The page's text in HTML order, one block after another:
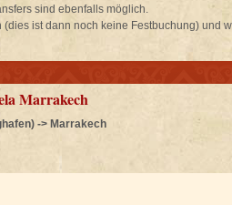
sind ebenfalls möglich.
ist dann noch keine Festbuchung) und
Marrakech
-> Marrakech